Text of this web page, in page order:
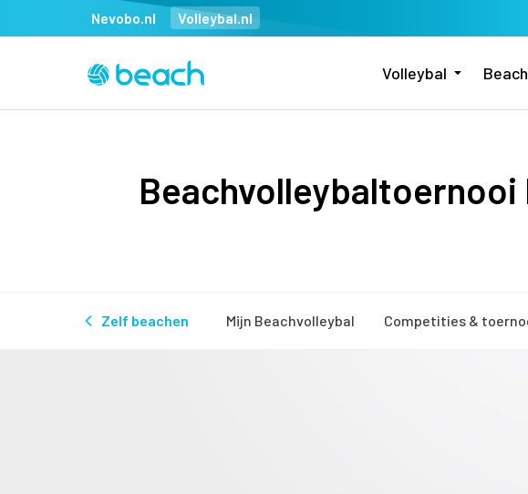
Nevobo.nl Volleybal.nl
Volleybal
Beachvolleybaltoernooi
Zelf beachen Mijn Beachvolleybal Competities &